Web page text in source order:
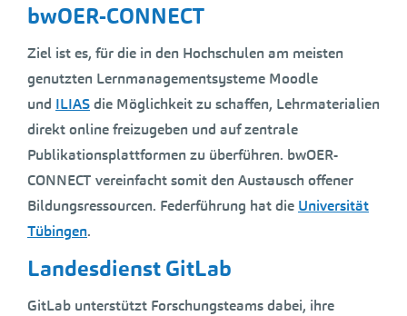
bwOER-CONNECT
Ziel ist es, für die in den Hochschulen am meisten
genutzten Lernmanagementsysteme Moodle
und ILIASdie Möglichkeit zu schaffen, Lehrmaterialien
direkt online freizugeben und auf zentrale
Publikationsplattformen zu überführen. bwOER-
CONNECT vereinfacht somit den Austausch offener
Bildungsressourcen. Federführung hat die Universität
Tübingen.
Landesdienst GitLab
GitLab unterstützt Forschungsteams dabei, ihre